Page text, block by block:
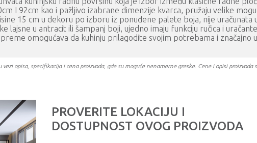
I 92cm kao i pažljivo izabrane dimenzije kvarca, pružaju velike
15 cm u dekoru po izboru iz ponuđene palete boja, nije uračunata
lajsne u antracit ili šampanj boji, ujedno imaju funkciju ručica i
omogućava da kuhinju prilagodite svojim potrebama i značajno
vezi opisa, specifikacija i cena proizvoda, gde su moguće nenamerne greske. Cene i opisi
PROVERITE LOKACIJU I
DOSTUPNOST OVOG PROIZVODA